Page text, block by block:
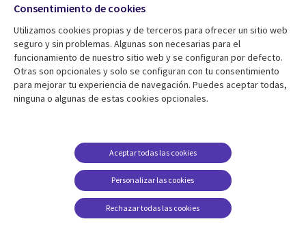
Centro de Recursos
Library
Links
Artículos
Blogs
Casos de éxito
Puntos de vista
Ayuda
Legal
SPAIN
Aviso Legal
Política de Privacidad
Gestión de cookies
Media
SPAIN
Consentimiento de cookies
Utilizamos cookies propias y de terceros para ofrecer un sitio web
seguro y sin problemas. Algunas son necesarias para el
funcionamiento de nuestro sitio web y se configuran por defecto.
Otras son opcionales y solo se configuran con tu consentimiento
para mejorar tu experiencia de navegación. Puedes aceptar todas,
ninguna o algunas de estas cookies opcionales.
Personalizar las cookies
Aceptar todas las cookies
Rechazar todas las cookies